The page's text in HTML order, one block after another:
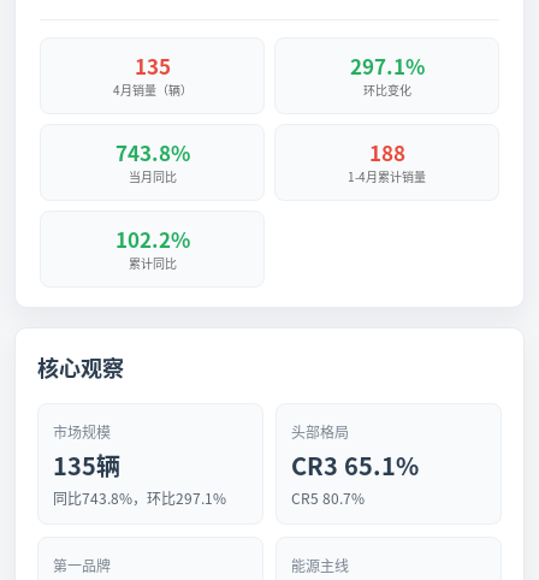
135
4月销量（辆）
297.1%
环比变化
743.8%
当月同比
188
1-4月累计销量
102.2%
累计同比
核心观察
市场规模
135辆
同比743.8%，环比297.1%
头部格局
CR3 65.1%
CR5 80.7%
第一品牌 能源主线